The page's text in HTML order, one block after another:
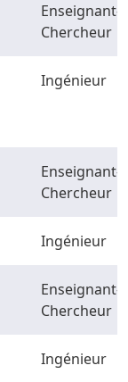
Enseignant-
Chercheur
Ingénieur
Enseignant-
Chercheur
Ingénieur
Enseignant-
Chercheur
Ingénieur